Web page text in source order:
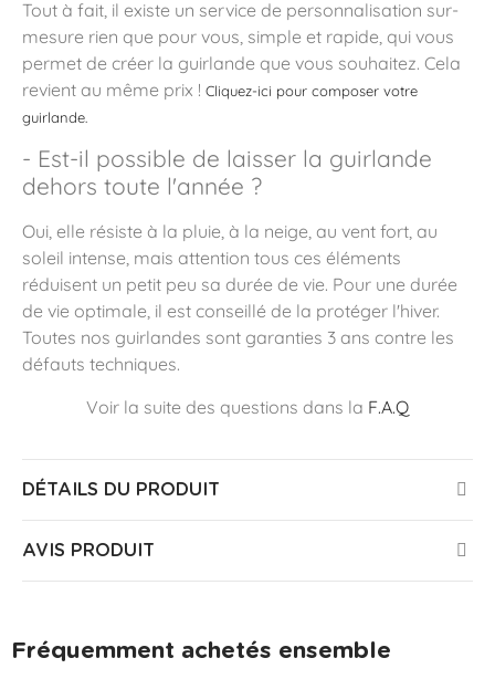
Tout à fait, il existe un service de personnalisation sur-
mesure rien que pour vous, simple et rapide, qui vous
permet de créer la guirlande que vous souhaitez. Cela
revient au même prix ! Cliquez-ici pour composer votre
guirlande.
- Est-il possible de laisser la guirlande
dehors toute l'année ?
Oui, elle résiste à la pluie, à la neige, au vent fort, au
soleil intense, mais attention tous ces éléments
réduisent un petit peu sa durée de vie. Pour une durée
de vie optimale, il est conseillé de la protéger l'hiver.
Toutes nos guirlandes sont garanties 3 ans contre les
défauts techniques.
Voir la suite des questions dans la F.A.Q
DÉTAILS DU PRODUIT
AVIS PRODUIT
Fréquemment achetés ensemble